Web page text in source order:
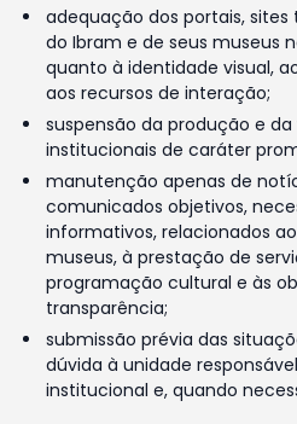
adequação dos portais,
do Ibram e de seus museus
quanto à identidade visual,
aos recursos de interação;
suspensão da produção e
institucionais de caráter
manutenção apenas de
comunicados objetivos,
informativos, relacionados
museus, à prestação de
programação cultural e às
transparência;
submissão prévia das
dúvida à unidade
institucional e, quando